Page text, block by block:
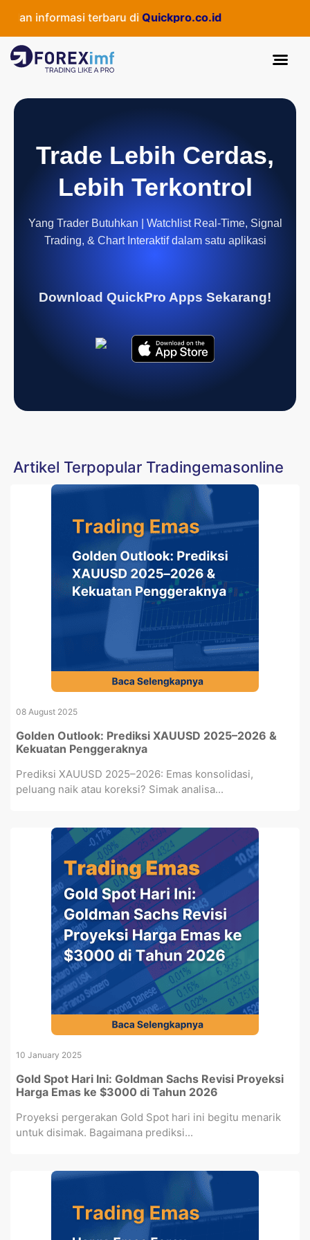
informasi terbaru di Quickpro.co.id
Trade Lebih Cerdas,
Lebih Terkontrol
Yang Trader Butuhkan | Watchlist Real-Time, Signal
Trading, & Chart Interaktif dalam satu aplikasi
Download QuickPro Apps Sekarang!
Artikel Terpopular Tradingemasonline
08 August 2025
Golden Outlook: Prediksi XAUUSD 2025–2026 &
Kekuatan Penggeraknya
Prediksi XAUUSD 2025–2026: Emas konsolidasi,
peluang naik atau koreksi? Simak analisa...
10 January 2025
Gold Spot Hari Ini: Goldman Sachs Revisi Proyeksi
Harga Emas ke $3000 di Tahun 2026
Proyeksi pergerakan Gold Spot hari ini begitu menarik
untuk disimak. Bagaimana prediksi...